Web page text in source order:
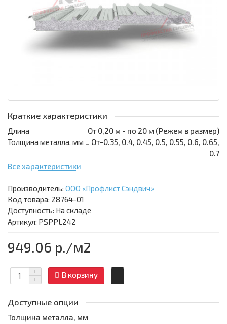
Краткие характеристики
Длина
От 0,20 м - по 20 м (Режем в размер)
Толщина металла, мм
От-0.35, 0.4, 0.45, 0.5, 0.55, 0.6, 0.65,
0.7
Все характеристики
Производитель: ООО «Профлист Сэндвич»
Код товара: 28764-01
Доступность: На складе
Артикул: PSPPL242
949.06 р./м2
В корзину
Доступные опции
Толщина металла, мм